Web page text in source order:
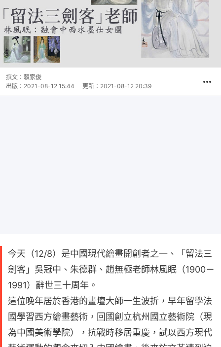
撰文： 賴家俊
出版： 2021-08-12 15:44 更新： 2021-08-12 20:39
今天（12/8）是中國現代繪畫開創者之一、「留法三
劍客」吳冠中、朱德群、趙無極老師林風眠（1900－
1991）辭世三十周年。
這位晚年居於香港的畫壇大師一生波折，早年留學法
國學習西方繪畫藝術，回國創立杭州國立藝術院（現
為中國美術學院），抗戰時移居重慶，試以西方現代